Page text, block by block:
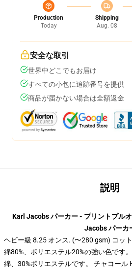
Production
Today
Shipping
Aug. 08
安全な取引
世界中どこでもお届け
すべての小包に追跡番号を提供
商品が届かない場合は全額返金
説明
Karl Jacobs パーカー - プリントプル
Jacobs パーカ
ヘビー級 8.25 オンス. (〜280 gsm) コッ
綿80%、ポリエステル20%の強い色です
綿、30%ポリエステルです。 チャコール